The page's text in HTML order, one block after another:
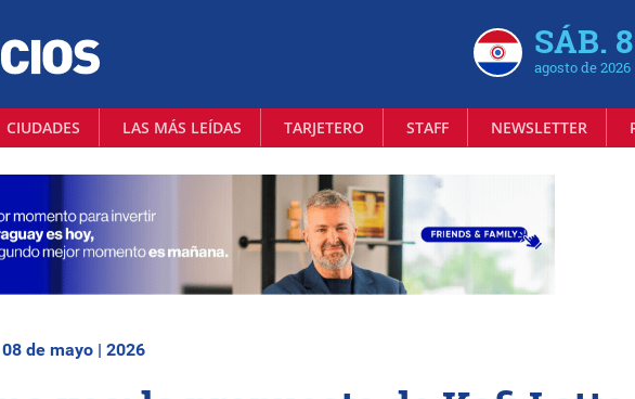
SÁB. 8
agosto de 2026
CIUDADES LAS MÁS LEÍDAS TARJETERO STAFF NEWSLETTER
de mayo | 2026